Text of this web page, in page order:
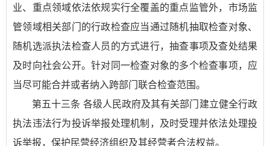
业、重点领域依法依规实行全覆盖的重点监管外，市场监
管领域相关部门的行政检查应当通过随机抽取检查对象、
随机选派执法检查人员的方式进行，抽查事项及查处结果
及时向社会公开。针对同一检查对象的多个检查事项，应
当尽可能合并或者纳入跨部门联合检查范围。
第五十三条 各级人民政府及其有关部门建立健全行政
执法违法行为投诉举报处理机制，及时受理并依法处理投
诉举报，保护民营经济组织及其经营者合法权益。